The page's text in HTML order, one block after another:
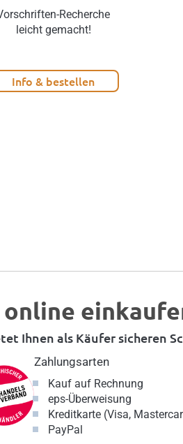
Recherche
leicht gemacht!
Info & bestellen
online
Ihnen als Käufer sicheren
Zahlungsarten
Kauf auf Rechnung
eps-Überweisung
Kreditkarte (Visa,
PayPal